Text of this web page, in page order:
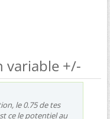
variable +/-
le 0.75 de tes
ce le potentiel au